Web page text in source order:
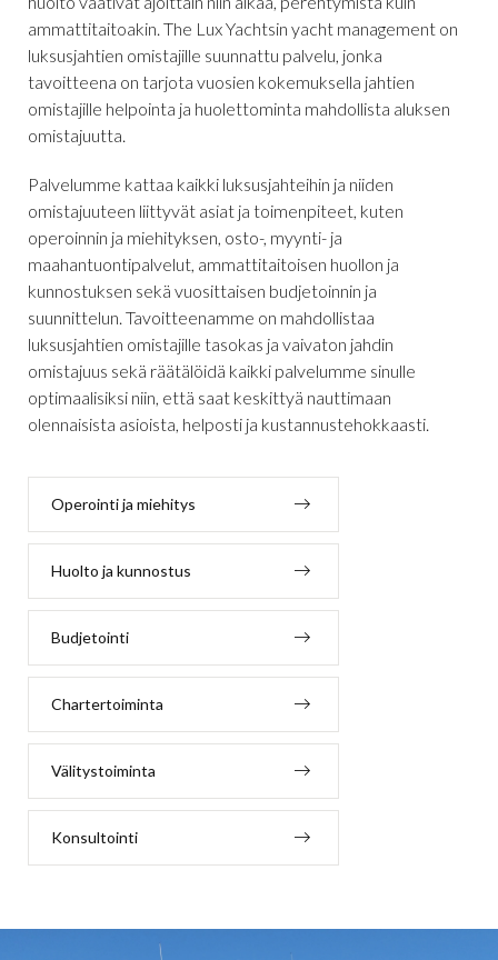
ammattitaitoakin. The Lux Yachtsin yacht management on
luksusjahtien omistajille suunnattu palvelu, jonka
tavoitteena on tarjota vuosien kokemuksella jahtien
omistajille helpointa ja huolettominta mahdollista aluksen
omistajuutta.
Palvelumme kattaa kaikki luksusjahteihin ja niiden
omistajuuteen liittyvät asiat ja toimenpiteet, kuten
operoinnin ja miehityksen, osto-, myynti- ja
maahantuontipalvelut, ammattitaitoisen huollon ja
kunnostuksen sekä vuosittaisen budjetoinnin ja
suunnittelun. Tavoitteenamme on mahdollistaa
luksusjahtien omistajille tasokas ja vaivaton jahdin
omistajuus sekä räätälöidä kaikki palvelumme sinulle
optimaalisiksi niin, että saat keskittyä nauttimaan
olennaisista asioista, helposti ja kustannustehokkaasti.
Operointi ja miehitys
Huolto ja kunnostus
Budjetointi
Chartertoiminta
Välitystoiminta
Konsultointi